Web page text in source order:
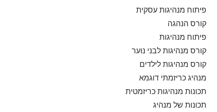
פיתוח מנהיגות עסקית
קורס הנהגה
פיתוח מנהיגות
קורס מנהיגות לבני נוער
קורס מנהיגות לילדים
מנהיג כריזמתי דוגמא
תכונות מנהיגות כריזמטית
תכונות של מנהיג